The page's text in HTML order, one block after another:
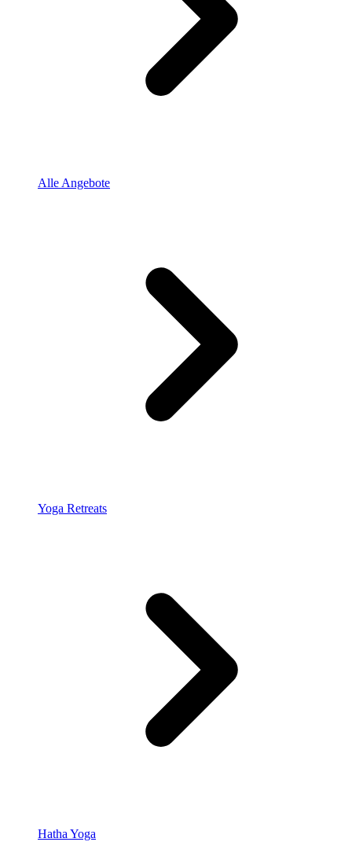
Alle Angebote
Yoga Retreats
Hatha Yoga